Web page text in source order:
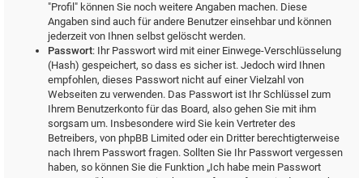
"Profil" können Sie noch weitere Angaben machen. Diese
Angaben sind auch für andere Benutzer einsehbar und können
jederzeit von Ihnen selbst gelöscht werden.
Passwort: Ihr Passwort wird mit einer Einwege-Verschlüsselung
(Hash) gespeichert, so dass es sicher ist. Jedoch wird Ihnen
empfohlen, dieses Passwort nicht auf einer Vielzahl von
Webseiten zu verwenden. Das Passwort ist Ihr Schlüssel zum
Ihrem Benutzerkonto für das Board, also gehen Sie mit ihm
sorgsam um. Insbesondere wird Sie kein Vertreter des
Betreibers, von phpBB Limited oder ein Dritter berechtigterweise
nach Ihrem Passwort fragen. Sollten Sie Ihr Passwort vergessen
haben, so können Sie die Funktion „Ich habe mein Passwort